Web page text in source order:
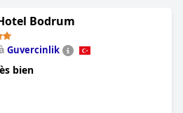
Bodrum
Guvercinlik
bien